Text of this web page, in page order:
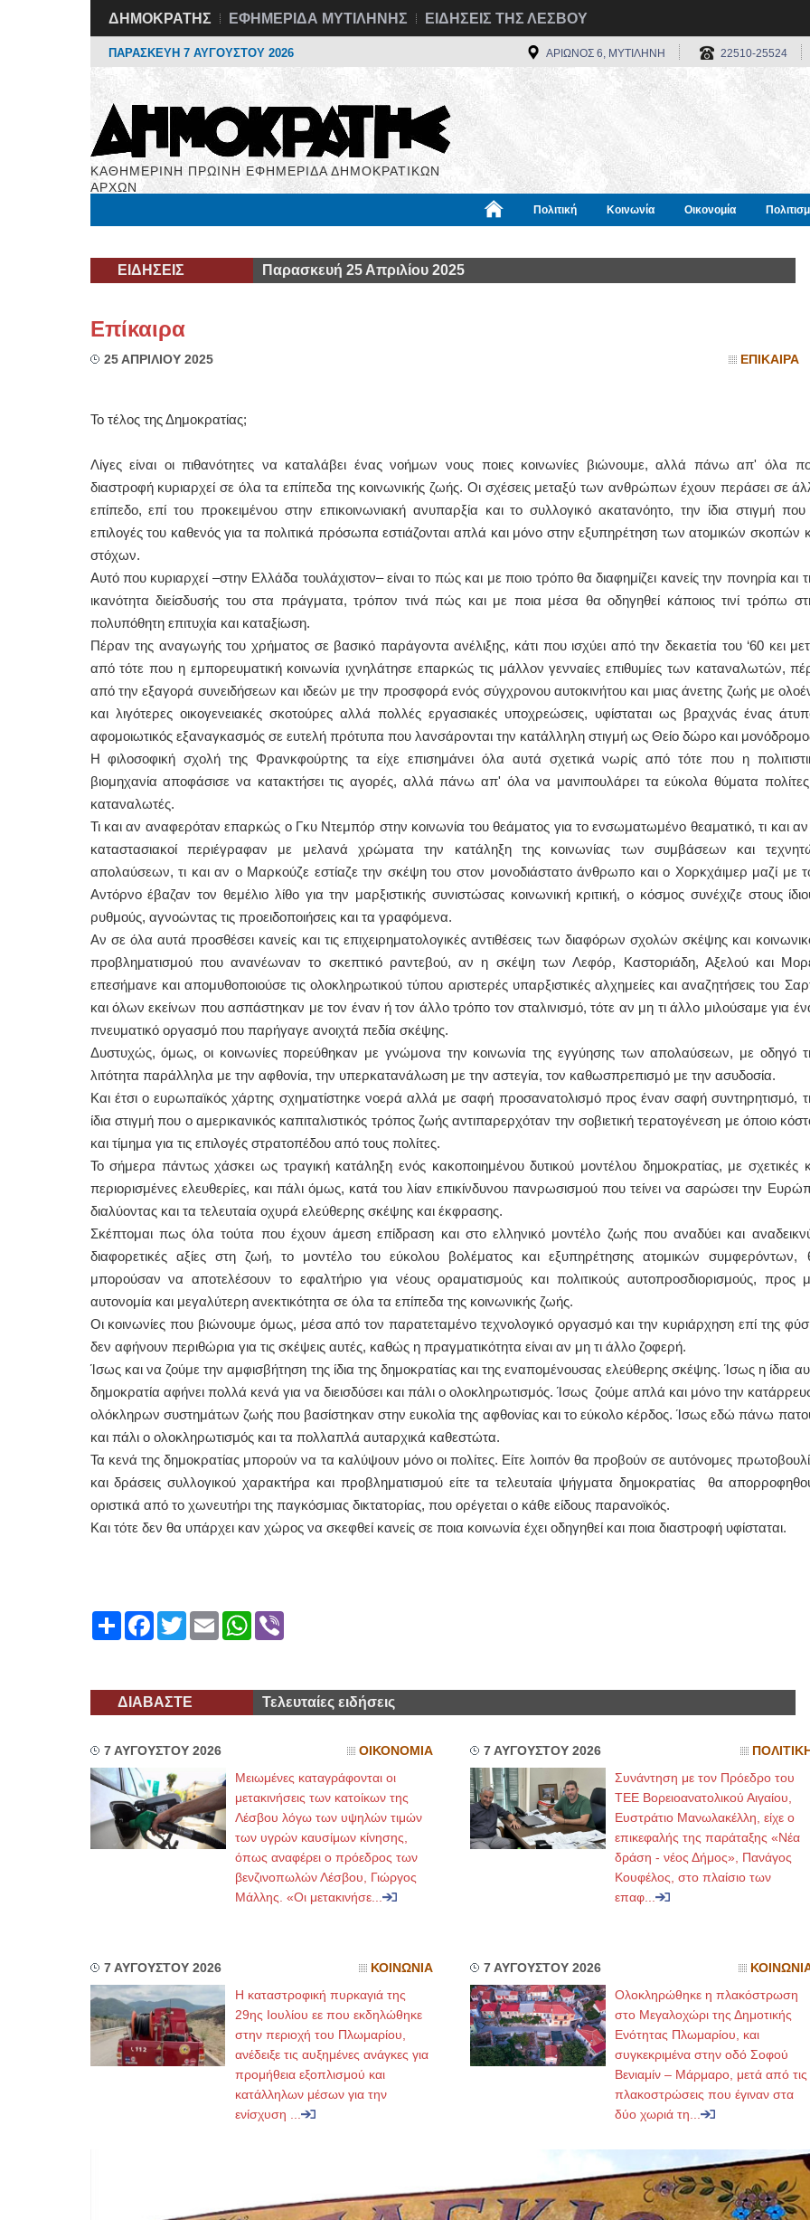
ΔΗΜΟΚΡΑΤΗΣ ΕΦΗΜΕΡΙΔΑ ΜΥΤΙΛΗΝΗΣ ΕΙΔΗΣΕΙΣ ΤΗΣ ΛΕΣΒΟΥ
ΠΑΡΑΣΚΕΥΗ 7 ΑΥΓΟΥΣΤΟΥ 2026 ΑΡΙΩΝΟΣ 6, ΜΥΤΙΛΗΝΗ 22510-25524
ΚΑΘΗΜΕΡΙΝΗ ΠΡΩΙΝΗ ΕΦΗΜΕΡΙΔΑ ΔΗΜΟΚΡΑΤΙΚΩΝ
ΑΡΧΩΝ
Πολιτική Κοινωνία Οικονομία
ΕΙΔΗΣΕΙΣ Παρασκευή 25 Απριλίου 2025
Επίκαιρα
25 ΑΠΡΙΛΙΟΥ 2025 ΕΠΙΚΑΙΡΑ
Το τέλος της Δημοκρατίας;
Λίγες είναι οι πιθανότητες να καταλάβει ένας νοήμων νους ποιες κοινωνίες βιώνουμε, αλλά πάνω απ' όλα
διαστροφή κυριαρχεί σε όλα τα επίπεδα της κοινωνικής ζωής. Οι σχέσεις μεταξύ των ανθρώπων έχουν περάσει σε
επίπεδο, επί του προκειμένου στην επικοινωνιακή ανυπαρξία και το συλλογικό ακατανόητο, την ίδια στιγμή που
επιλογές του καθενός για τα πολιτικά πρόσωπα εστιάζονται απλά και μόνο στην εξυπηρέτηση των ατομικών σκοπών
στόχων.
Αυτό που κυριαρχεί –στην Ελλάδα τουλάχιστον– είναι το πώς και με ποιο τρόπο θα διαφημίζει κανείς την πονηρία και
ικανότητα διείσδυσής του στα πράγματα, τρόπον τινά πώς και με ποια μέσα θα οδηγηθεί κάποιος τινί τρόπω
πολυπόθητη επιτυχία και καταξίωση.
Πέραν της αναγωγής του χρήματος σε βασικό παράγοντα ανέλιξης, κάτι που ισχύει από την δεκαετία του ‘60 κει
από τότε που η εμπορευματική κοινωνία ιχνηλάτησε επαρκώς τις μάλλον γενναίες επιθυμίες των καταναλωτών,
από την εξαγορά συνειδήσεων και ιδεών με την προσφορά ενός σύγχρονου αυτοκινήτου και μιας άνετης ζωής με
και λιγότερες οικογενειακές σκοτούρες αλλά πολλές εργασιακές υποχρεώσεις, υφίσταται ως βραχνάς ένας
αφομοιωτικός εξαναγκασμός σε ευτελή πρότυπα που λανσάρονται την κατάλληλη στιγμή ως Θείο δώρο και
Η φιλοσοφική σχολή της Φρανκφούρτης τα είχε επισημάνει όλα αυτά σχετικά νωρίς από τότε που η
βιομηχανία αποφάσισε να κατακτήσει τις αγορές, αλλά πάνω απ' όλα να μανιπουλάρει τα εύκολα θύματα
καταναλωτές.
Τι και αν αναφερόταν επαρκώς ο Γκυ Ντεμπόρ στην κοινωνία του θεάματος για το ενσωματωμένο θεαματικό, τι και αν
καταστασιακοί περιέγραφαν με μελανά χρώματα την κατάληξη της κοινωνίας των συμβάσεων και
απολαύσεων, τι και αν ο Μαρκούζε εστίαζε την σκέψη του στον μονοδιάστατο άνθρωπο και ο Χορκχάιμερ μαζί με
Αντόρνο έβαζαν τον θεμέλιο λίθο για την μαρξιστικής συνιστώσας κοινωνική κριτική, ο κόσμος συνέχιζε στους
ρυθμούς, αγνοώντας τις προειδοποιήσεις και τα γραφόμενα.
Αν σε όλα αυτά προσθέσει κανείς και τις επιχειρηματολογικές αντιθέσεις των διαφόρων σχολών σκέψης και
προβληματισμού που ανανέωναν το σκεπτικό ραντεβού, αν η σκέψη των Λεφόρ, Καστοριάδη, Αξελού και
επεσήμανε και απομυθοποιούσε τις ολοκληρωτικού τύπου αριστερές υπαρξιστικές αλχημείες και αναζητήσεις του
και όλων εκείνων που ασπάστηκαν με τον έναν ή τον άλλο τρόπο τον σταλινισμό, τότε αν μη τι άλλο μιλούσαμε για
πνευματικό οργασμό που παρήγαγε ανοιχτά πεδία σκέψης.
Δυστυχώς, όμως, οι κοινωνίες πορεύθηκαν με γνώμονα την κοινωνία της εγγύησης των απολαύσεων, με οδηγό
λιτότητα παράλληλα με την αφθονία, την υπερκατανάλωση με την αστεγία, τον καθωσπρεπισμό με την ασυδοσία.
Και έτσι ο ευρωπαϊκός χάρτης σχηματίστηκε νοερά αλλά με σαφή προσανατολισμό προς έναν σαφή συντηρητισμό,
ίδια στιγμή που ο αμερικανικός καπιταλιστικός τρόπος ζωής αντιπαρερχόταν την σοβιετική τερατογένεση με όποιο
και τίμημα για τις επιλογές στρατοπέδου από τους πολίτες.
Το σήμερα πάντως χάσκει ως τραγική κατάληξη ενός κακοποιημένου δυτικού μοντέλου δημοκρατίας, με σχετικές
περιορισμένες ελευθερίες, και πάλι όμως, κατά του λίαν επικίνδυνου πανρωσισμού που τείνει να σαρώσει την
διαλύοντας και τα τελευταία οχυρά ελεύθερης σκέψης και έκφρασης.
Σκέπτομαι πως όλα τούτα που έχουν άμεση επίδραση και στο ελληνικό μοντέλο ζωής που αναδύει και
διαφορετικές αξίες στη ζωή, το μοντέλο του εύκολου βολέματος και εξυπηρέτησης ατομικών συμφερόντων,
μπορούσαν να αποτελέσουν το εφαλτήριο για νέους οραματισμούς και πολιτικούς αυτοπροσδιορισμούς, προς
αυτονομία και μεγαλύτερη ανεκτικότητα σε όλα τα επίπεδα της κοινωνικής ζωής.
Οι κοινωνίες που βιώνουμε όμως, μέσα από τον παρατεταμένο τεχνολογικό οργασμό και την κυριάρχηση επί της
δεν αφήνουν περιθώρια για τις σκέψεις αυτές, καθώς η πραγματικότητα είναι αν μη τι άλλο ζοφερή.
Ίσως και να ζούμε την αμφισβήτηση της ίδια της δημοκρατίας και της εναπομένουσας ελεύθερης σκέψης. Ίσως η ίδια
δημοκρατία αφήνει πολλά κενά για να διεισδύσει και πάλι ο ολοκληρωτισμός. Ίσως ζούμε απλά και μόνο την
ολόκληρων συστημάτων ζωής που βασίστηκαν στην ευκολία της αφθονίας και το εύκολο κέρδος. Ίσως εδώ πάνω
και πάλι ο ολοκληρωτισμός και τα πολλαπλά αυταρχικά καθεστώτα.
Τα κενά της δημοκρατίας μπορούν να τα καλύψουν μόνο οι πολίτες. Είτε λοιπόν θα προβούν σε αυτόνομες
και δράσεις συλλογικού χαρακτήρα και προβληματισμού είτε τα τελευταία ψήγματα δημοκρατίας θα
οριστικά από το χωνευτήρι της παγκόσμιας δικτατορίας, που ορέγεται ο κάθε είδους παρανοϊκός.
Και τότε δεν θα υπάρχει καν χώρος να σκεφθεί κανείς σε ποια κοινωνία έχει οδηγηθεί και ποια διαστροφή υφίσταται.
ShareFacebook
TwitterEmailWhatsApp
Viber
ΔΙΑΒΑΣΤΕ Τελευταίες ειδήσεις
7 ΑΥΓΟΥΣΤΟΥ 2026 ΟΙΚΟΝΟΜΙΑ
Μειωμένες καταγράφονται οι
μετακινήσεις των κατοίκων της
Λέσβου λόγω των υψηλών τιμών
των υγρών καυσίμων κίνησης,
όπως αναφέρει ο πρόεδρος των
βενζινοπωλών Λέσβου, Γιώργος
Μάλλης. «Οι μετακινήσε...
7 ΑΥΓΟΥΣΤΟΥ 2026 ΠΟΛΙΤΙΚΗ
Συνάντηση με τον Πρόεδρο του
ΤΕΕ Βορειοανατολικού Αιγαίου,
Ευστράτιο Μανωλακέλλη, είχε ο
επικεφαλής της παράταξης «Νέα
δράση - νέος Δήμος», Πανάγος
Κουφέλος, στο πλαίσιο των
επαφ...
7 ΑΥΓΟΥΣΤΟΥ 2026 ΚΟΙΝΩΝΙΑ
Η καταστροφική πυρκαγιά της
29ης Ιουλίου εε που εκδηλώθηκε
στην περιοχή του Πλωμαρίου,
ανέδειξε τις αυξημένες ανάγκες για
προμήθεια εξοπλισμού και
κατάλληλων μέσων για την
ενίσχυση ...
7 ΑΥΓΟΥΣΤΟΥ 2026
Ολοκληρώθηκε η πλακόστρωση
στο Μεγαλοχώρι της Δημοτικής
Ενότητας Πλωμαρίου, και
συγκεκριμένα στην οδό Σοφού
Βενιαμίν – Μάρμαρο, μετά από τις
πλακοστρώσεις που έγιναν στα
δύο χωριά τη...
ΙΩΑΝΝΗΣ Α. ΜΑΛΛΙΑΣ
ΧΕΙΡΟΥΡΓΟΣ
ΟΦΘΑΛΜΙΑΤΡΟΣ
Διδάκτωρ Ιατρικής Σχολής
τηλ:210-9320215
Καβέτσου 10, Μυτιλήνη, τηλ:
2251038065
Χειρουργός Ωτορινολαρυγγολόγος
Στρατιωτικός Ιατρός
Διπλωματούχος Ευρ.Ακαδημίας
Πάρνηθας 95-97 Αχαρναί
2102467085 & 6938502258
email- elenboumpa@gmail.com